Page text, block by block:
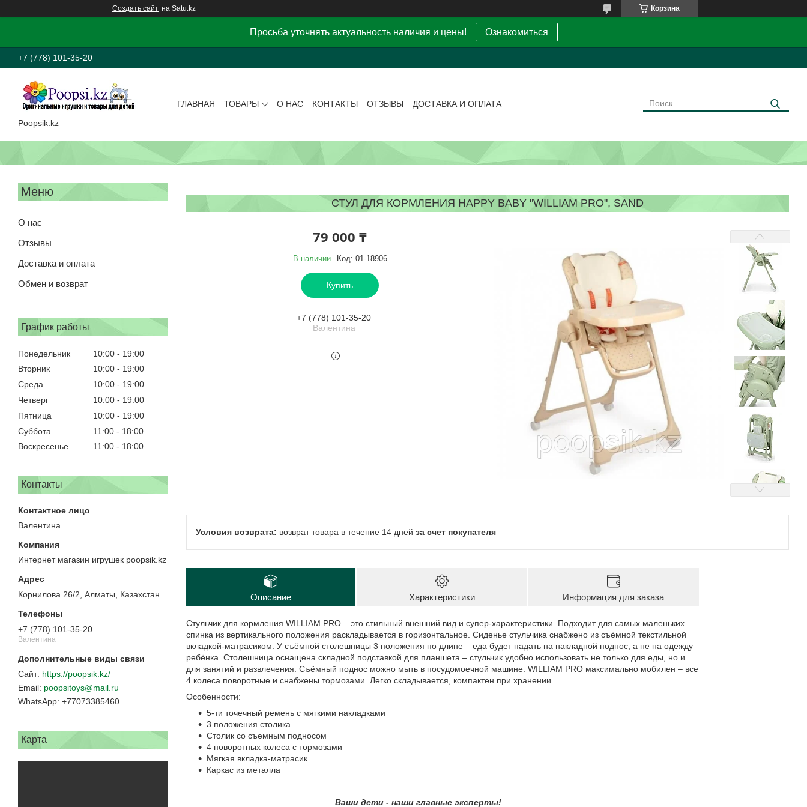
Создать сайт на Satu.kz Корзина
Просьба уточнять актуальность наличия и цены! Ознакомиться
+7 (778) 101-35-20
Poopsik.kz
ГЛАВНАЯ ТОВАРЫ О НАС КОНТАКТЫ ОТЗЫВЫ ДОСТАВКА И ОПЛАТА
О нас
Отзывы
Доставка и оплата
Обмен и возврат
График работы
Понедельник 10:00
19:00
Вторник
10:00
19:00
Среда
10:00
19:00
Четверг
10:00
19:00
Пятница
10:00
19:00
Суббота
11:00
18:00
Воскресенье
11:00 18:00
Контакты
Валентина
Интернет магазин игрушек poopsik.kz
Корнилова 26/2, Алматы, Казахстан
+7 (778) 101-35-20
Валентина
https://poopsik.kz/
poopsitoys@mail.ru
+77073385460
Карта
СТУЛ ДЛЯ КОРМЛЕНИЯ HAPPY BABY "WILLIAM PRO", SAND
79 000 ₸
В наличии Код: 01-18906
Купить
+7 (778) 101-35-20
Валентина
возврат товара в течение 14 дней за счет покупателя
Описание Характеристики Информация для заказа
Стульчик для кормления WILLIAM PRO – это стильный внешний вид и супер-характеристики. Подходит для самых маленьких –
спинка из вертикального положения раскладывается в горизонтальное. Сиденье стульчика снабжено из съёмной текстильной
вкладкой-матрасиком. У съёмной столешницы 3 положения по длине – еда будет падать на накладной поднос, а не на одежду
ребёнка. Столешница оснащена складной подставкой для планшета – стульчик удобно использовать не только для еды, но и
для занятий и развлечения. Съёмный поднос можно мыть в посудомоечной машине. WILLIAM PRO максимально мобилен – все
4 колеса поворотные и снабжены тормозами. Легко складывается, компактен при хранении.
Особенности:
5-ти точечный ремень с мягкими накладками
3 положения столика
Cтолик со съемным подносом
4 поворотных колеса с тормозами
Мягкая вкладка-матрасик
Каркас из металла
Ваши дети - наши главные эксперты!